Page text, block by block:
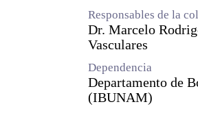
Responsables de la
Dr. Marcelo
Vasculares
Dependencia
Departamento de
(IBUNAM)